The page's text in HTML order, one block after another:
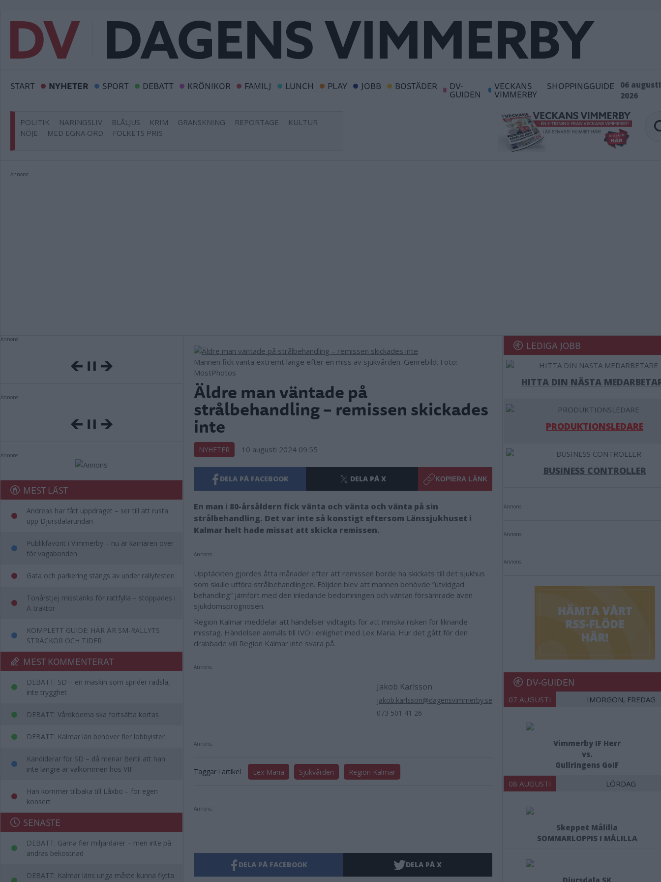
START NYHETER SPORT DEBATT KRÖNIKOR FAMILJ LUNCH PLAY JOBB BOSTÄDER DV-
GUIDEN
VECKANS
VIMMERBY
SHOPPINGGUIDE
06 augusti
2026
POLITIK NÄRINGSLIV BLÅLJUS KRIM GRANSKNING REPORTAGE
KULTUR
NÖJE
MED EGNA ORD FOLKETS PRIS
Annons:
Annons:
Annons:
Annons:
MEST LÄST
Andreas har fått uppdraget – ser till att rusta
upp Djursdalarundan
Publikfavorit i Vimmerby – nu är karriären över
för vagabonden
Gata och parkering stängs av under rallyfesten
Tonårstjej misstänks för rattfylla – stoppades i
A-traktor
KOMPLETT GUIDE: HÄR ÄR SM-RALLYTS
STRÄCKOR OCH TIDER
MEST KOMMENTERAT
DEBATT: SD – en maskin som sprider rädsla,
inte trygghet
DEBATT: Vårdköerna ska fortsätta kortas
DEBATT: Kalmar län behöver fler lobbyister
Kandiderar för SD – då menar Bertil att han
inte längre är välkommen hos VIF
Han kommer tillbaka till Låxbo – för egen
konsert
SENASTE
DEBATT: Gärna fler miljardärer – men inte på
andras bekostnad
DEBATT: Kalmar läns unga måste kunna flytta
Mannen fick vänta extremt länge efter en miss av sjukvården. Genrebild. Foto:
MostPhotos
Äldre man väntade på
strålbehandling – remissen skickades
inte
NYHETER 10 augusti 2024 09.55
DELA PÅ FACEBOOK DELA PÅ X KOPIERA LÄNK
En man i 80-årsåldern fick vänta och vänta och vänta på sin
strålbehandling. Det var inte så konstigt eftersom Länssjukhuset i
Kalmar helt hade missat att skicka remissen.
Annons:
Upptäckten gjordes åtta månader efter att remissen borde ha skickats till det sjukhus
som skulle utföra strålbehandlingen. Följden blev att mannen behövde ”utvidgad
behandling” jämfört med den inledande bedömningen och väntan försämrade även
sjukdomsprognosen.
Region Kalmar meddelar att händelser vidtagits för att minska risken för liknande
misstag. Händelsen anmäls till IVO i enlighet med Lex Maria. Hur det gått för den
drabbade vill Region Kalmar inte svara på.
Annons:
Jakob Karlsson
jakob.karlsson@dagensvimmerby.se
073 501 41 26
Annons:
Taggar i artikel Lex Maria Sjukvården Region Kalmar
Annons:
DELA PÅ FACEBOOK DELA PÅ X
LEDIGA JOBB
HITTA DIN NÄSTA
PRODUKTIONSLEDARE
BUSINESS CONTROLLER
Annons:
Annons:
Annons:
DV-GUIDEN
07 AUGUSTI IMORGON, FREDAG
Vimmerby IF Herr
vs.
Gullringens GoIF
08 AUGUSTI LÖRDAG
Skeppet Målilla
SOMMARLOPPIS I MÅLILLA
Djursdala SK